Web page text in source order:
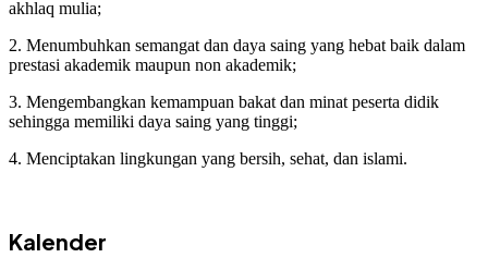
akhlaq mulia;
2. Menumbuhkan semangat dan daya saing yang hebat baik dalam
prestasi akademik maupun non akademik;
3. Mengembangkan kemampuan bakat dan minat peserta didik
sehingga memiliki daya saing yang tinggi;
4. Menciptakan lingkungan yang bersih, sehat, dan islami.
Kalender